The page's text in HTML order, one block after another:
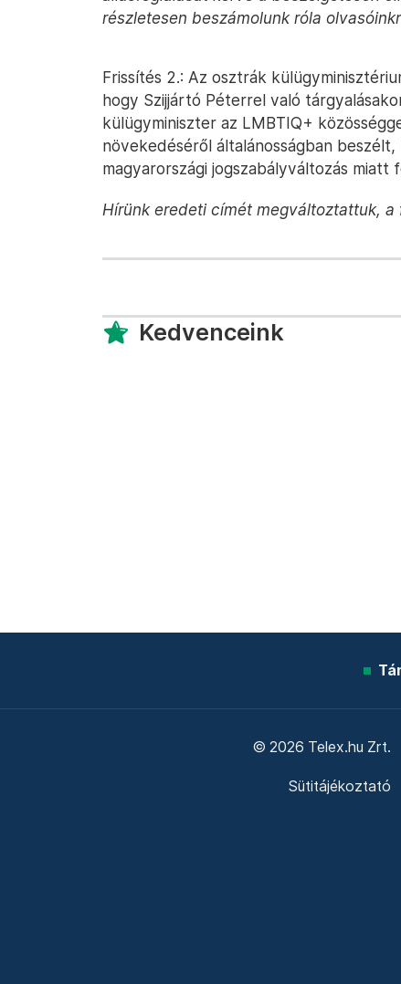
részletesen beszámolunk róla
Frissítés 2.: Az osztrák
hogy Szijjártó Péterrel való
külügyminiszter az LMBTIQ+
növekedéséről általánosságban
magyarországi jogszabályváltozás miatt
Hírünk eredeti címét megváltoztattuk,
Kedvenceink
© 2026 Telex.hu Zrt.
Sütitájékoztató